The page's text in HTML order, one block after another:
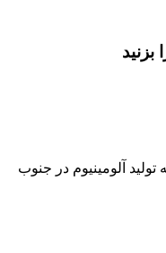
آلومینیوم در جنوب